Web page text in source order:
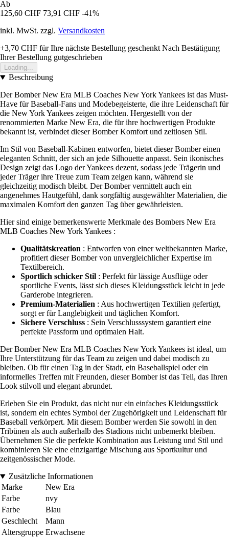
Ab
125,60 CHF 73,91 CHF -41%
inkl. MwSt. zzgl. Versandkosten
+3,70 CHF für Ihre nächste Bestellung geschenkt Nach Bestätigung
Ihrer Bestellung gutgeschrieben
Loading...
Beschreibung
Der Bomber New Era MLB Coaches New York Yankees ist das Must-
Have für Baseball-Fans und Modebegeisterte, die ihre Leidenschaft für
die New York Yankees zeigen möchten. Hergestellt von der
renommierten Marke New Era, die für ihre hochwertigen Produkte
bekannt ist, verbindet dieser Bomber Komfort und zeitlosen Stil.
Im Stil von Baseball-Kabinen entworfen, bietet dieser Bomber einen
eleganten Schnitt, der sich an jede Silhouette anpasst. Sein ikonisches
Design zeigt das Logo der Yankees dezent, sodass jede Trägerin und
jeder Träger ihre Treue zum Team zeigen kann, während sie
gleichzeitig modisch bleibt. Der Bomber vermittelt auch ein
angenehmes Hautgefühl, dank sorgfältig ausgewählter Materialien, die
maximalen Komfort den ganzen Tag über gewährleisten.
Hier sind einige bemerkenswerte Merkmale des Bombers New Era
MLB Coaches New York Yankees :
Qualitätskreation : Entworfen von einer weltbekannten Marke,
profitiert dieser Bomber von unvergleichlicher Expertise im
Textilbereich.
Sportlich schicker Stil : Perfekt für lässige Ausflüge oder
sportliche Events, lässt sich dieses Kleidungsstück leicht in jede
Garderobe integrieren.
Premium-Materialien : Aus hochwertigen Textilien gefertigt,
sorgt er für Langlebigkeit und täglichen Komfort.
Sichere Verschluss : Sein Verschlusssystem garantiert eine
perfekte Passform und optimalen Halt.
Der Bomber New Era MLB Coaches New York Yankees ist ideal, um
Ihre Unterstützung für das Team zu zeigen und dabei modisch zu
bleiben. Ob für einen Tag in der Stadt, ein Baseballspiel oder ein
informelles Treffen mit Freunden, dieser Bomber ist das Teil, das Ihren
Look stilvoll und elegant abrundet.
Erleben Sie ein Produkt, das nicht nur ein einfaches Kleidungsstück
ist, sondern ein echtes Symbol der Zugehörigkeit und Leidenschaft für
Baseball verkörpert. Mit diesem Bomber werden Sie sowohl in den
Tribünen als auch außerhalb des Stadions nicht unbemerkt bleiben.
Übernehmen Sie die perfekte Kombination aus Leistung und Stil und
kombinieren Sie eine einzigartige Mischung aus Sportkultur und
zeitgenössischer Mode.
Zusätzliche Informationen
Marke
New Era
Farbe
nvy
Farbe
Blau
Geschlecht
Mann
Altersgruppe Erwachsene